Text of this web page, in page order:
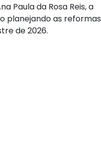
Paula da Rosa Reis, a
planejando as reformas
de 2026.